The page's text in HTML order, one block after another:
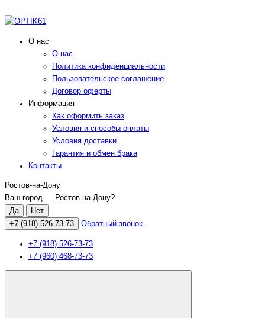
О нас
О нас
Политика конфиденциальности
Пользовательское соглашение
Договор оферты
Информация
Как оформить заказ
Условия и способы оплаты
Условия доставки
Гарантия и обмен брака
Контакты
Ростов-на-Дону
Ваш город — Ростов-на-Дону?
+7 (918) 526-73-73 Обратный звонок
+7 (918) 526-73-73
+7 (960) 468-73-73